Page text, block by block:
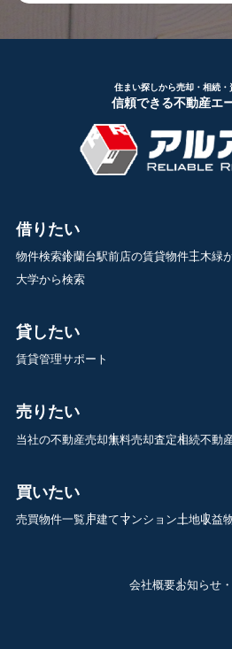
住まい探しから売却・相続
信頼できる不動産エ
借りたい
物件検索鈴蘭台駅前店の賃貸物件三木緑
大学から検索
貸したい
賃貸管理サポート
売りたい
当社の不動産売却無料売却査定相続不動
買いたい
売買物件一覧戸建てマンション土地収益
会社概要お知らせ